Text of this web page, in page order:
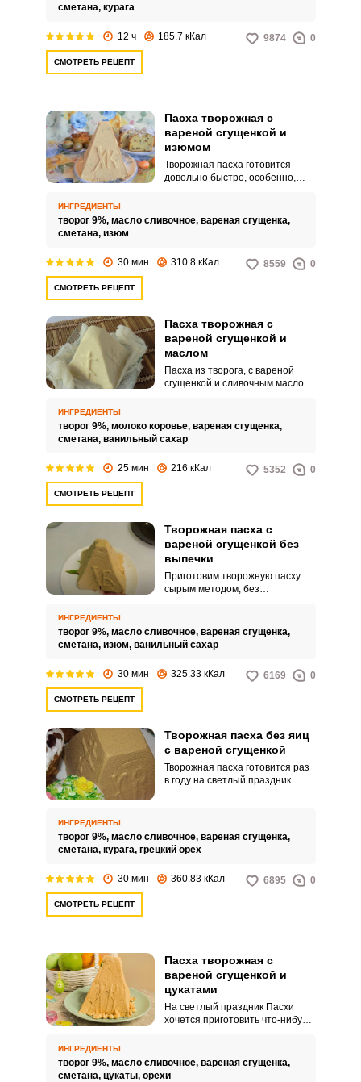
ароматом.
сметана, курага
12 ч 185.7 кКал 9874 0
СМОТРЕТЬ РЕЦЕПТ
Пасха творожная с
вареной сгущенкой и
изюмом
Творожная пасха готовится
довольно быстро, особенно,
измельчения ингредиентов.
выдержка десерта в пасочнице
под прессом.
ИНГРЕДИЕНТЫ
творог 9%, масло сливочное, вареная сгущенка,
сметана, изюм
30 мин 310.8 кКал 8559 0
СМОТРЕТЬ РЕЦЕПТ
Пасха творожная с
вареной сгущенкой и
маслом
Пасха из творога, с вареной
сгущенкой и сливочным маслом,
нежной, но в то же время
довольно плотной.
ИНГРЕДИЕНТЫ
творог 9%, молоко коровье, вареная сгущенка,
сметана, ванильный сахар
25 мин 216 кКал 5352 0
СМОТРЕТЬ РЕЦЕПТ
Творожная пасха с
вареной сгущенкой без
выпечки
Приготовим творожную пасху
сырым методом, без
это существенно облегчает
работу, так как протирать творог
ИНГРЕДИЕНТЫ
творог 9%, масло сливочное, вареная сгущенка,
сметана, изюм, ванильный сахар
30 мин 325.33 кКал 6169 0
СМОТРЕТЬ РЕЦЕПТ
Творожная пасха без яиц
с вареной сгущенкой
Творожная пасха готовится раз
в году на светлый праздник
ИНГРЕДИЕНТЫ
творог 9%, масло сливочное, вареная сгущенка,
сметана, курага, грецкий орех
30 мин 360.83 кКал 6895 0
СМОТРЕТЬ РЕЦЕПТ
Пасха творожная с
вареной сгущенкой и
цукатами
На светлый праздник Пасхи
хочется приготовить что-нибудь
нежнейший десерт, который
идеально завершит пасхальную
ИНГРЕДИЕНТЫ
творог 9%, масло сливочное, вареная сгущенка,
сметана, цукаты, орехи